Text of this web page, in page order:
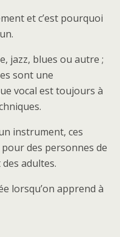
et c’est pourquoi
jazz, blues ou autre ;
sont une
vocal est toujours à
instrument, ces
des personnes de
adultes.
lorsqu’on apprend à